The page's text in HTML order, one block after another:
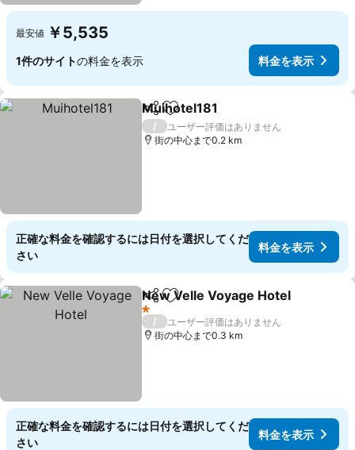
最安値 ￥5,535
1件のサイトの料金を表示 料金を表示
シェアお気に入りに追加
Muihotel181
/
ユーザー評価はありません
街の中心まで0.2 km
正確な料金を確認するには日付を選択してくだ
さい
料金を表示
シェアお気に入りに追加
New Velle Voyage Hotel
1 ホテルのランク
/
ユーザー評価はありません
街の中心まで0.3 km
正確な料金を確認するには日付を選択してくだ
さい
料金を表示